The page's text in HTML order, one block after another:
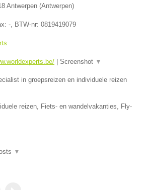
Antwerpen (Antwerpen)
-, BTW-nr: 0819419079
Screenshot ▼
in groepsreizen en individuele reizen
reizen, Fiets- en wandelvakanties, Fly-
▼